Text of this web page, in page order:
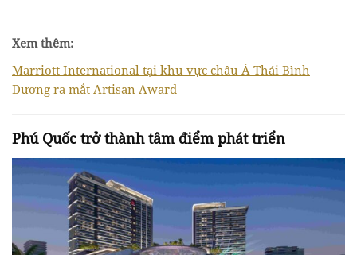
Xem thêm:
Marriott International tại khu vực châu Á Thái Bình
Dương ra mắt Artisan Award
Phú Quốc trở thành tâm điểm phát triển